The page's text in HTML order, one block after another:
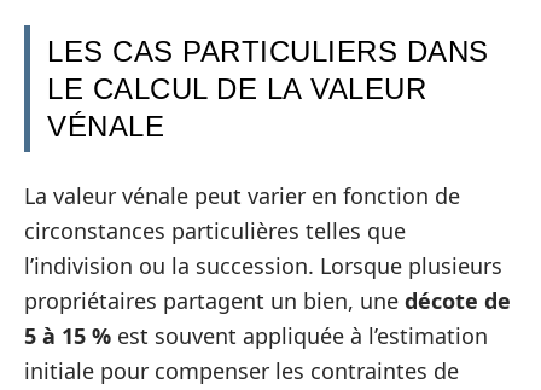
LES CAS PARTICULIERS DANS
LE CALCUL DE LA VALEUR
VÉNALE
La valeur vénale peut varier en fonction de
circonstances particulières telles que
l’indivision ou la succession. Lorsque plusieurs
propriétaires partagent un bien, une décote de
5 à 15 % est souvent appliquée à l’estimation
initiale pour compenser les contraintes de